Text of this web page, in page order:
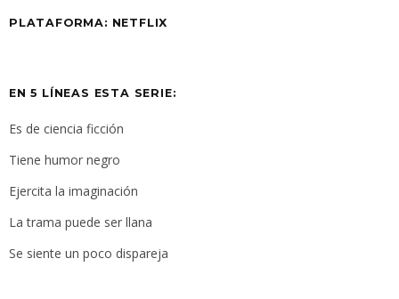
PLATAFORMA: NETFLIX
EN 5 LÍNEAS ESTA SERIE:
Es de ciencia ficción
Tiene humor negro
Ejercita la imaginación
La trama puede ser llana
Se siente un poco dispareja